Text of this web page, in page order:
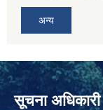
अन्य
सूचना अधिकारी